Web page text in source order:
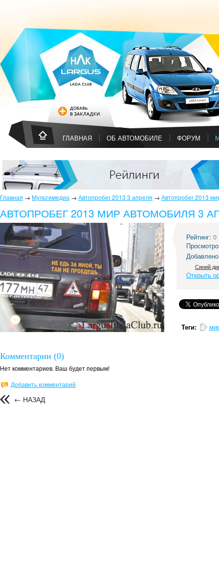
ГЛАВНАЯ ОБ АВТОМОБИЛЕ ФОРУМ
Главная → Мультимедиа → Автопробег 2013 3 апреля → Автопробег 2013
АВТОПРОБЕГ 2013 МИР АВТОМОБИЛЯ 3
Рейтинг: 0
Синий
Открыть
Теги:
Комментарии (0)
Нет комментариев. Ваш будет первым!
Добавить комментарий
← НАЗАД